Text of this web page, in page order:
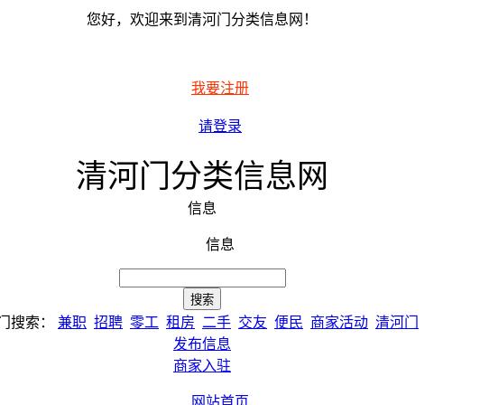
您好，欢迎来到清河门分类信息网！
我要注册
请登录
清河门分类信息网
信息
信息
搜索： 兼职 招聘 零工 租房 二手 交友 便民 商家活动 清河门
发布信息
商家入驻
网站首页